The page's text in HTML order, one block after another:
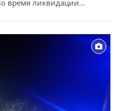
время ликвидации
около 30 м²
двери. В
и обстоятельства
специалисты.